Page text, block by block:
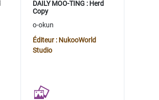
DAILY MOO-TING : Herd
Copy
o-okun
Éditeur : NukooWorld
Studio